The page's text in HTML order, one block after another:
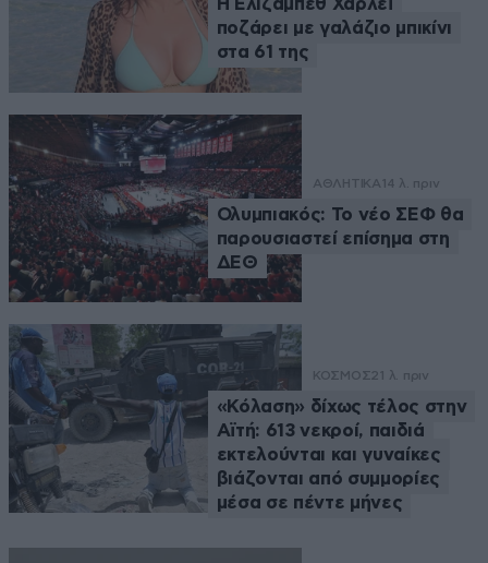
Η Ελίζαμπεθ Χάρλεϊ
ποζάρει με γαλάζιο μπικίνι
στα 61 της
ΑΘΛΗΤΙΚΑ 14 λ. πριν
Ολυμπιακός: Το νέο ΣΕΦ θα
παρουσιαστεί επίσημα στη
ΔΕΘ
ΚΟΣΜΟΣ21 λ. πριν
«Κόλαση» δίχως τέλος στην
Αϊτή: 613 νεκροί, παιδιά
εκτελούνται και γυναίκες
βιάζονται από συμμορίες
μέσα σε πέντε μήνες